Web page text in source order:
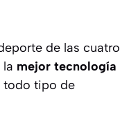
de las cuatro
mejor tecnología
todo tipo de